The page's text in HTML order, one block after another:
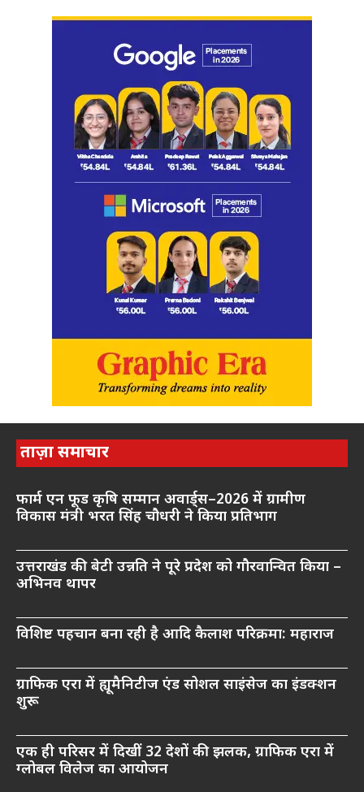
ताज़ा समाचार
फार्म एन फूड कृषि सम्मान अवार्ड्स–2026 में ग्रामीण
विकास मंत्री भरत सिंह चौधरी ने किया प्रतिभाग
उत्तराखंड की बेटी उन्नति ने पूरे प्रदेश को गौरवान्वित किया –
अभिनव थापर
विशिष्ट पहचान बना रही है आदि कैलाश परिक्रमा: महाराज
ग्राफिक एरा में ह्यूमैनिटीज एंड सोशल साइंसेज का इंडक्शन
शुरू
एक ही परिसर में दिखीं 32 देशों की झलक, ग्राफिक एरा में
ग्लोबल विलेज का आयोजन